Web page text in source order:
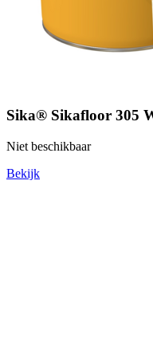
Sika® Sikafloor 305
Niet beschikbaar
Bekijk